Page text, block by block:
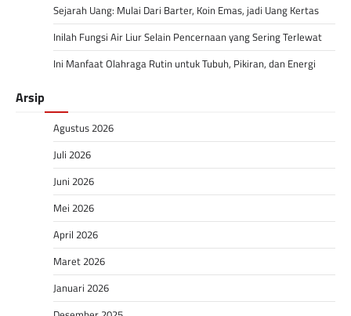
Sejarah Uang: Mulai Dari Barter, Koin Emas, jadi Uang Kertas
Inilah Fungsi Air Liur Selain Pencernaan yang Sering Terlewat
Ini Manfaat Olahraga Rutin untuk Tubuh, Pikiran, dan Energi
Arsip
Agustus 2026
Juli 2026
Juni 2026
Mei 2026
April 2026
Maret 2026
Januari 2026